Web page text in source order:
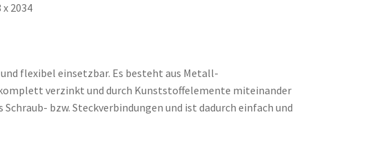
2034
flexibel einsetzbar. Es besteht aus Metall-
verzinkt und durch Kunststoffelemente miteinander
bzw. Steckverbindungen und ist dadurch einfach und